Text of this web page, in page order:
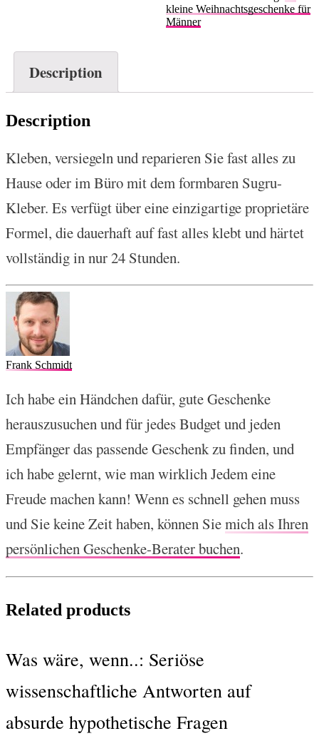
kleine Weihnachtsgeschenke für
Männer
Description
Description
Kleben, versiegeln und reparieren Sie fast alles zu
Hause oder im Büro mit dem formbaren Sugru-
Kleber. Es verfügt über eine einzigartige proprietäre
Formel, die dauerhaft auf fast alles klebt und härtet
vollständig in nur 24 Stunden.
Frank Schmidt
Ich habe ein Händchen dafür, gute Geschenke
herauszusuchen und für jedes Budget und jeden
Empfänger das passende Geschenk zu finden, und
ich habe gelernt, wie man wirklich Jedem eine
Freude machen kann! Wenn es schnell gehen muss
und Sie keine Zeit haben, können Siemich als Ihren
persönlichen Geschenke-Berater buchen.
Related products
Was wäre, wenn..: Seriöse
wissenschaftliche Antworten auf
absurde hypothetische Fragen